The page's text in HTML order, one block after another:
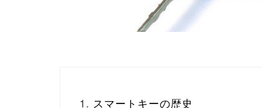
スマートキーの歴史